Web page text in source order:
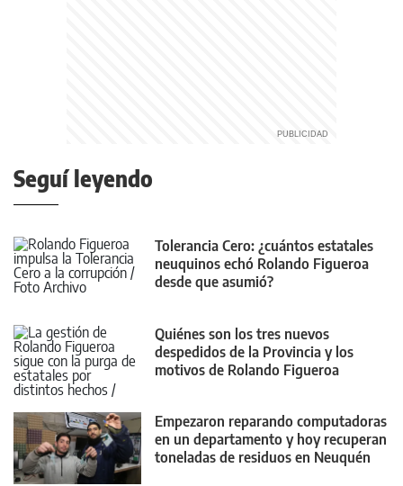
Seguí leyendo
Tolerancia Cero: ¿cuántos estatales
neuquinos echó Rolando Figueroa
desde que asumió?
Quiénes son los tres nuevos
despedidos de la Provincia y los
motivos de Rolando Figueroa
Empezaron reparando computadoras
en un departamento y hoy recuperan
toneladas de residuos en Neuquén